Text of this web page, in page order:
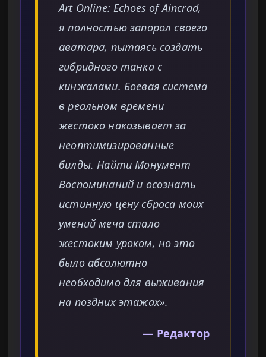
Art Online: Echoes of Aincrad,
я полностью запорол своего
аватара, пытаясь создать
гибридного танка с
кинжалами. Боевая система
в реальном времени
жестоко наказывает за
неоптимизированные
билды. Найти Монумент
Воспоминаний и осознать
истинную цену сброса моих
умений меча стало
жестоким уроком, но это
было абсолютно
необходимо для выживания
на поздних этажах».
— Редактор